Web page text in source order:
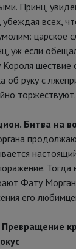
Принц,
убеждая всех,
царское
уж если
шествие
об руку с
торжествуют.
Битва на
Фату
его